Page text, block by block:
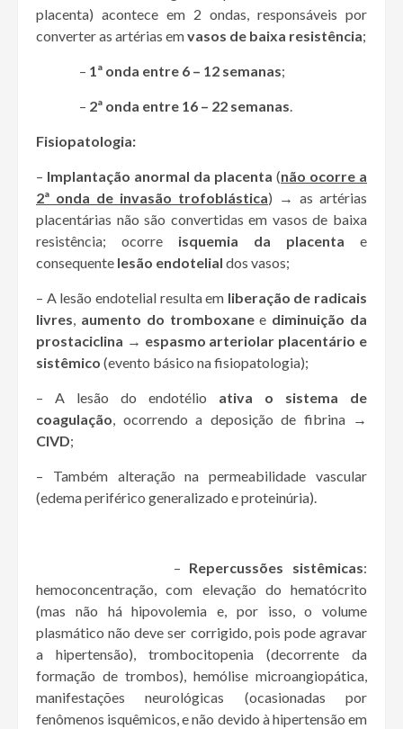
placenta) acontece em 2 ondas, responsáveis por
converter as artérias emvasos de baixa resistência;
– 1ª onda entre 6 – 12 semanas;
– 2ª onda entre 16 – 22 semanas.
Fisiopatologia:
– Implantação anormal da placenta (não ocorre a
2ª onda de invasão trofoblástica) → as artérias
placentárias não são convertidas em vasos de baixa
resistência; ocorre isquemia da placenta e
consequente lesão endotelial dos vasos;
– A lesão endotelial resulta em liberação de radicais
livres, aumento do tromboxanee diminuição da
prostaciclina → espasmo arteriolar placentário e
sistêmico (evento básico na fisiopatologia);
– A lesão do endotélio ativa o sistema de
coagulação, ocorrendo a deposição de fibrina →
CIVD;
– Também alteração na permeabilidade vascular
(edema periférico generalizado e proteinúria).
– Repercussões sistêmicas:
hemoconcentração, com elevação do hematócrito
(mas não há hipovolemia e, por isso, o volume
plasmático não deve ser corrigido, pois pode agravar
a hipertensão), trombocitopenia (decorrente da
formação de trombos), hemólise microangiopática,
manifestações neurológicas (ocasionadas por
fenômenos isquêmicos, e não devido à hipertensão em